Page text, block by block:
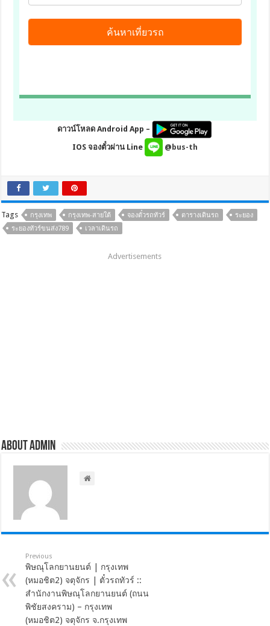
ดาวน์โหลด Android App –
IOS จองตั๋วผ่าน Line
@bus-th
Tags กรุงเทพ กรุงเทพ-สายใต้ จองตั๋วรถทัวร์ ตารางเดินรถ
ระยอง
ระยองทัวร์ขนส่ง789
เวลาเดินรถ
Advertisements
About admin
Previous
พิษณุโลกยานยนต์ | กรุงเทพ
(หมอชิต2) จตุจักร | ตั๋วรถทัวร์ ::
สำนักงานพิษณุโลกยานยนต์ (ถนน
พิชัยสงคราม) – กรุงเทพ
(หมอชิต2) จตุจักร จ.กรุงเทพ